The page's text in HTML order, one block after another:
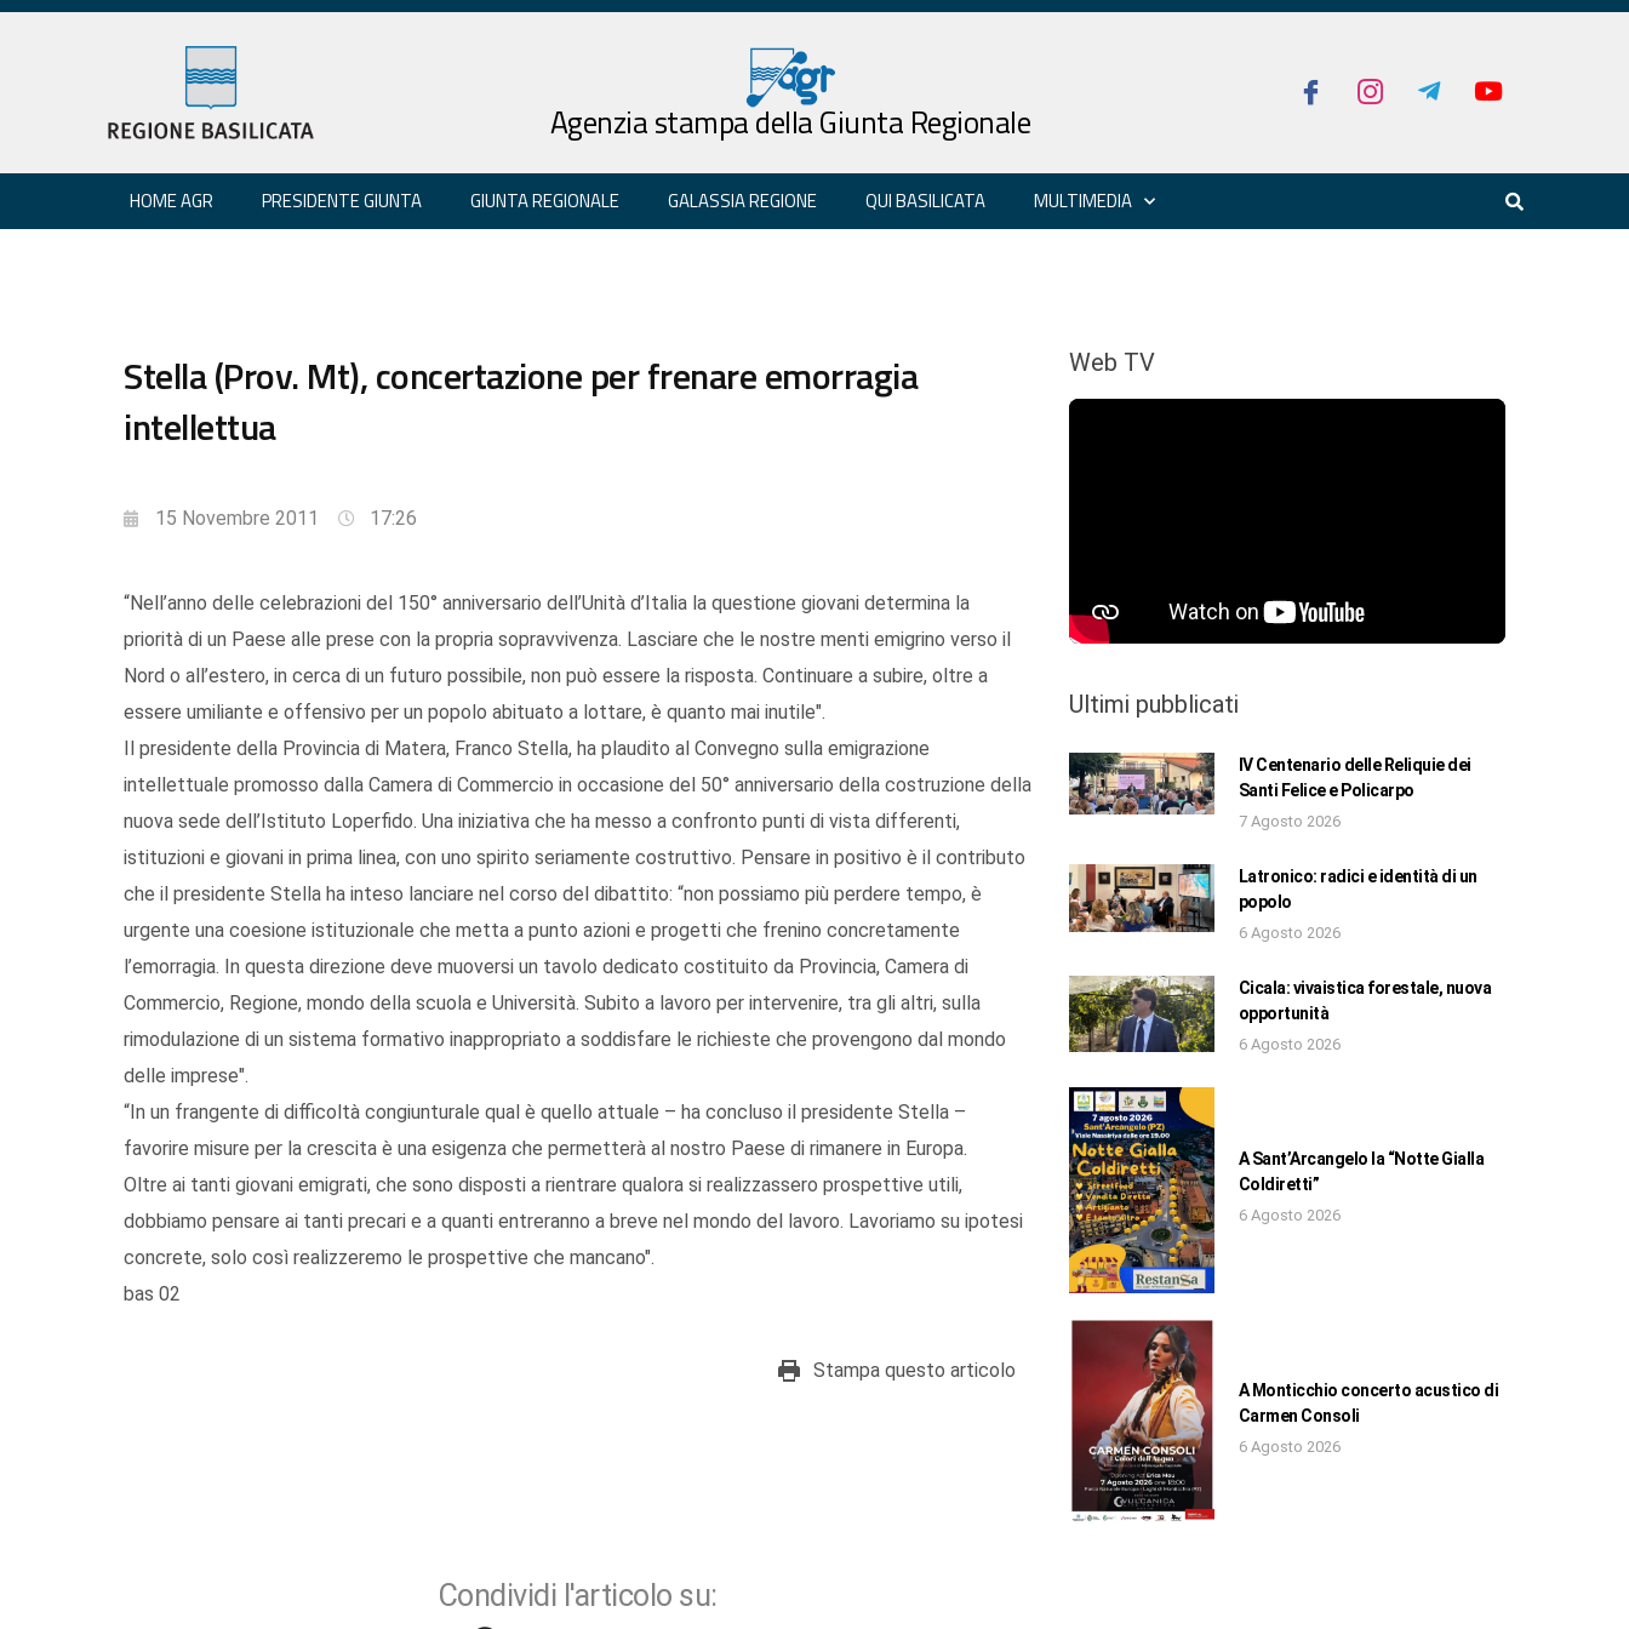
Agenzia stampa della Giunta Regionale
HOME AGR PRESIDENTE GIUNTA GIUNTA REGIONALE GALASSIA REGIONE QUI BASILICATA MULTIMEDIA
Stella (Prov. Mt), concertazione per frenare emorragia
intellettua
15 Novembre 2011 17:26
“Nell’anno delle celebrazioni del 150° anniversario dell’Unità d’Italia la questione giovani determina la
priorità di un Paese alle prese con la propria sopravvivenza. Lasciare che le nostre menti emigrino verso il
Nord o all’estero, in cerca di un futuro possibile, non può essere la risposta. Continuare a subire, oltre a
essere umiliante e offensivo per un popolo abituato a lottare, è quanto mai inutile".
Il presidente della Provincia di Matera, Franco Stella, ha plaudito al Convegno sulla emigrazione
intellettuale promosso dalla Camera di Commercio in occasione del 50° anniversario della costruzione della
nuova sede dell’Istituto Loperfido. Una iniziativa che ha messo a confronto punti di vista differenti,
istituzioni e giovani in prima linea, con uno spirito seriamente costruttivo. Pensare in positivo è il contributo
che il presidente Stella ha inteso lanciare nel corso del dibattito: “non possiamo più perdere tempo, è
urgente una coesione istituzionale che metta a punto azioni e progetti che frenino concretamente
l’emorragia. In questa direzione deve muoversi un tavolo dedicato costituito da Provincia, Camera di
Commercio, Regione, mondo della scuola e Università. Subito a lavoro per intervenire, tra gli altri, sulla
rimodulazione di un sistema formativo inappropriato a soddisfare le richieste che provengono dal mondo
delle imprese".
“In un frangente di difficoltà congiunturale qual è quello attuale – ha concluso il presidente Stella –
favorire misure per la crescita è una esigenza che permetterà al nostro Paese di rimanere in Europa.
Oltre ai tanti giovani emigrati, che sono disposti a rientrare qualora si realizzassero prospettive utili,
dobbiamo pensare ai tanti precari e a quanti entreranno a breve nel mondo del lavoro. Lavoriamo su ipotesi
concrete, solo così realizzeremo le prospettive che mancano".
bas 02
Stampa questo articolo
Condividi l'articolo su:
Web TV
Ultimi pubblicati
IV Centenario delle Reliquie dei
Santi Felice e Policarpo
7 Agosto 2026
Latronico: radici e identità di un
popolo
6 Agosto 2026
Cicala: vivaistica forestale, nuova
opportunità
6 Agosto 2026
A Sant’Arcangelo la “Notte Gialla
Coldiretti”
6 Agosto 2026
A Monticchio concerto acustico di
Carmen Consoli
6 Agosto 2026